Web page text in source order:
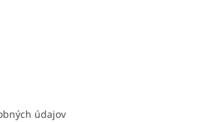
údajov